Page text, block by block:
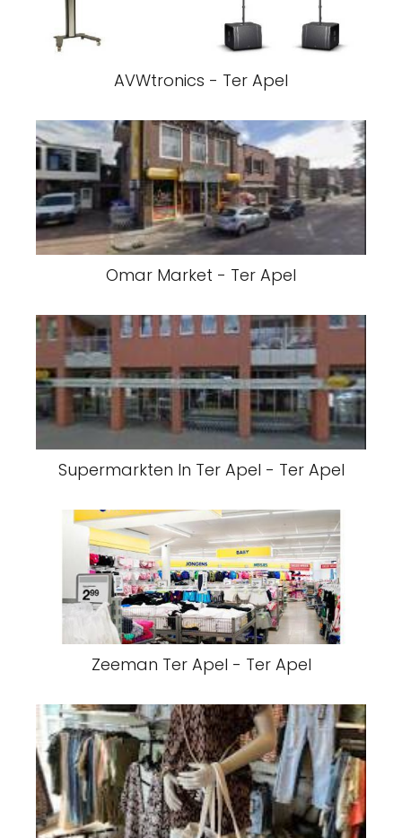
AVWtronics - Ter Apel
Omar Market - Ter Apel
Supermarkten In Ter Apel - Ter Apel
Zeeman Ter Apel - Ter Apel